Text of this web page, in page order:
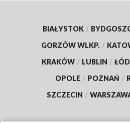
BIAŁYSTOK /
GORZÓW WLKP. /
KRAKÓW / LUBLIN /
OPOLE / POZNAŃ /
SZCZECIN /